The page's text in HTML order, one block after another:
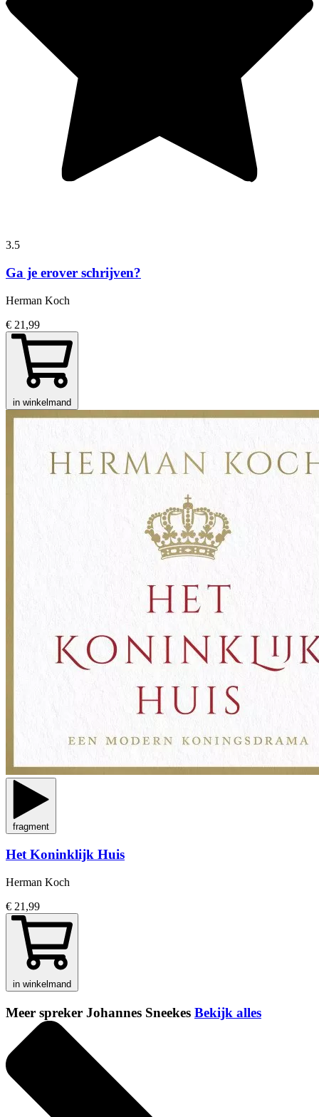
3.5
Ga je erover schrijven?
Herman Koch
€ 21,99
in winkelmand
fragment
Het Koninklijk Huis
Herman Koch
€ 21,99
in winkelmand
Meer spreker Johannes Sneekes Bekijk alles